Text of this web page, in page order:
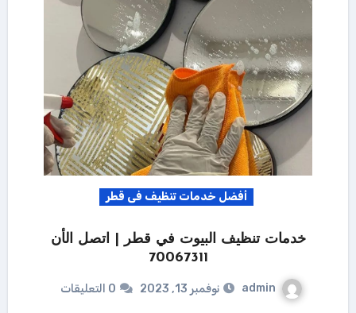
أفضل خدمات تنظيف فى قطر
خدمات تنظيف البيوت في قطر | اتصل الأن
70067311
admin نوفمبر 13, 2023 0 التعليقات